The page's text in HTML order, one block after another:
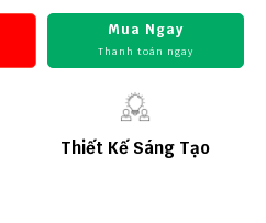
Mua Ngay
Thanh toán ngay
Thiết Kế Sáng Tạo